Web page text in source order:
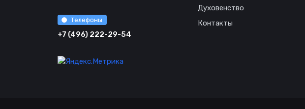
Телефоны
+7 (496) 222-29-54
Духовенство
Контакты